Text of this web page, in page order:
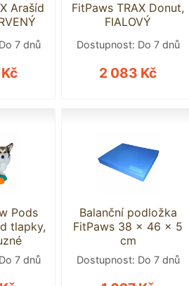
Arašíd
7 dnů
FitPaws TRAX Donut,
FIALOVÝ
Dostupnost: Do 7 dnů
2 083 Kč
Pods
tlapky,
7 dnů
Balanční podložka
FitPaws 38 x 46 x 5
cm
Dostupnost: Do 7 dnů